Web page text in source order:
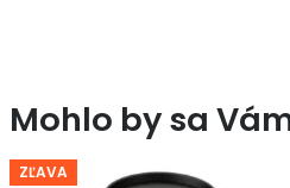
Mohlo by sa